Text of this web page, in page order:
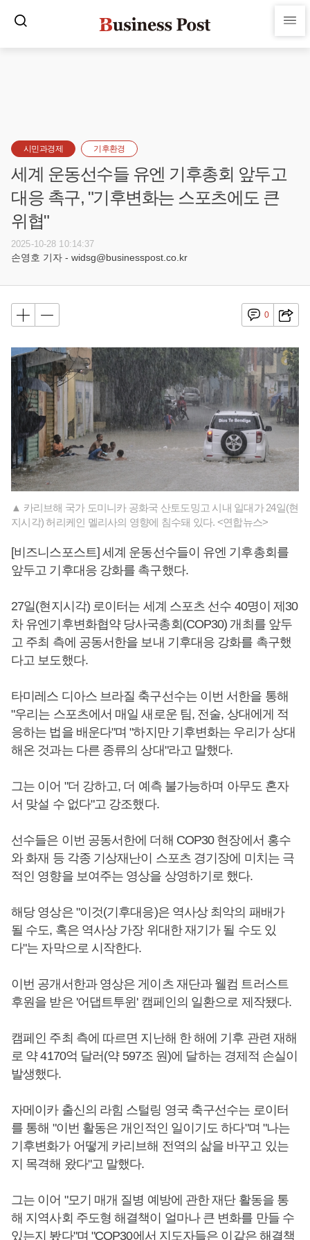
시민과경제 기후환경
세계 운동선수들 유엔 기후총회 앞두고
대응 촉구, "기후변화는 스포츠에도 큰
위협"
2025-10-28 10:14:37
손영호 기자 - widsg@businesspost.co.kr
0
▲ 카리브해 국가 도미니카 공화국 산토도밍고 시내 일대가 24일(현
지시각) 허리케인 멜리사의 영향에 침수돼 있다. <연합뉴스>
[비즈니스포스트] 세계 운동선수들이 유엔 기후총회를
앞두고 기후대응 강화를 촉구했다.
27일(현지시각) 로이터는 세계 스포츠 선수 40명이 제30
차 유엔기후변화협약 당사국총회(COP30) 개최를 앞두
고 주최 측에 공동서한을 보내 기후대응 강화를 촉구했
다고 보도했다.
타미레스 디아스 브라질 축구선수는 이번 서한을 통해
"우리는 스포츠에서 매일 새로운 팀, 전술, 상대에게 적
응하는 법을 배운다"며 "하지만 기후변화는 우리가 상대
해온 것과는 다른 종류의 상대"라고 말했다.
그는 이어 "더 강하고, 더 예측 불가능하며 아무도 혼자
서 맞설 수 없다"고 강조했다.
선수들은 이번 공동서한에 더해 COP30 현장에서 홍수
와 화재 등 각종 기상재난이 스포츠 경기장에 미치는 극
적인 영향을 보여주는 영상을 상영하기로 했다.
해당 영상은 "이것(기후대응)은 역사상 최악의 패배가
될 수도, 혹은 역사상 가장 위대한 재기가 될 수도 있
다"는 자막으로 시작한다.
이번 공개서한과 영상은 게이츠 재단과 웰컴 트러스트
후원을 받은 '어댑트투윈' 캠페인의 일환으로 제작됐다.
캠페인 주최 측에 따르면 지난해 한 해에 기후 관련 재해
로 약 4170억 달러(약 597조 원)에 달하는 경제적 손실이
발생했다.
자메이카 출신의 라힘 스털링 영국 축구선수는 로이터
를 통해 "이번 활동은 개인적인 일이기도 하다"며 "나는
기후변화가 어떻게 카리브해 전역의 삶을 바꾸고 있는
지 목격해 왔다"고 말했다.
그는 이어 "모기 매개 질병 예방에 관한 재단 활동을 통
해 지역사회 주도형 해결책이 얼마나 큰 변화를 만들 수
있는지 봤다"며 "COP30에서 지도자들은 이같은 해결책